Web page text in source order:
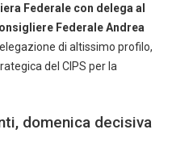
Federale con delega al
Federale Andrea
di altissimo profilo,
del CIPS per la
domenica decisiva